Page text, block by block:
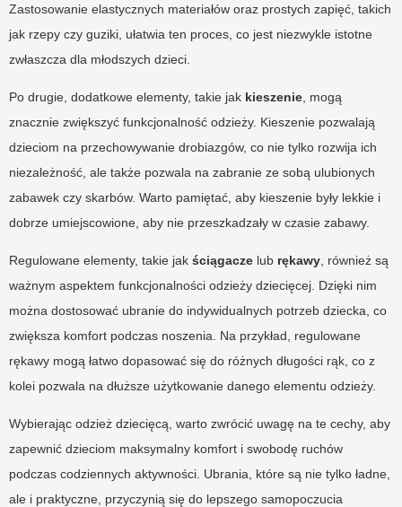
Zastosowanie elastycznych materiałów oraz prostych zapięć, takich
jak rzepy czy guziki, ułatwia ten proces, co jest niezwykle istotne
zwłaszcza dla młodszych dzieci.
Po drugie, dodatkowe elementy, takie jak kieszenie , mogą
znacznie zwiększyć funkcjonalność odzieży. Kieszenie pozwalają
dzieciom na przechowywanie drobiazgów, co nie tylko rozwija ich
niezależność, ale także pozwala na zabranie ze sobą ulubionych
zabawek czy skarbów. Warto pamiętać, aby kieszenie były lekkie i
dobrze umiejscowione, aby nie przeszkadzały w czasie zabawy.
Regulowane elementy, takie jak ściągacze lub rękawy , również są
ważnym aspektem funkcjonalności odzieży dziecięcej. Dzięki nim
można dostosować ubranie do indywidualnych potrzeb dziecka, co
zwiększa komfort podczas noszenia. Na przykład, regulowane
rękawy mogą łatwo dopasować się do różnych długości rąk, co z
kolei pozwala na dłuższe użytkowanie danego elementu odzieży.
Wybierając odzież dziecięcą, warto zwrócić uwagę na te cechy, aby
zapewnić dzieciom maksymalny komfort i swobodę ruchów
podczas codziennych aktywności. Ubrania, które są nie tylko ładne,
ale i praktyczne, przyczynią się do lepszego samopoczucia